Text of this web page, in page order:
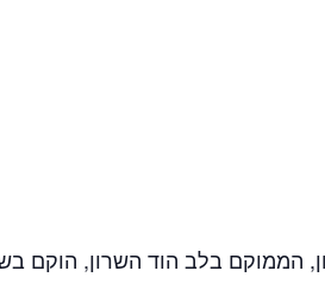
הוד השרון, הוקם בשנת 2001 ומכוון להעמקת תרגול הזן והמדיטציה בחיי